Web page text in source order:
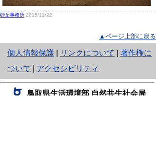
砂丘事務所 2015/12/22
▲ページ上部に戻る
個人情報保護
と
り
ネ
リンクについて
著作権に
ついて
アクセシビリティ
鳥取県生活環境部 自然共生社会局